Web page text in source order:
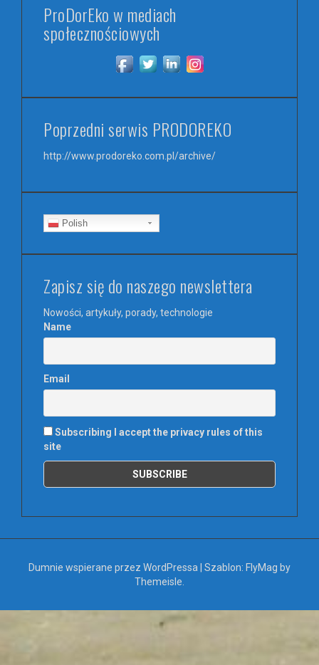
ProDorEko w mediach
społecznościowych
Poprzedni serwis PRODOREKO
http://www.prodoreko.com.pl/archive/
Polish
Zapisz się do naszego newslettera
Nowości, artykuły, porady, technologie
Name
Email
Subscribing I accept the privacy rules of this
site
Dumnie wspierane przez WordPressa Szablon: FlyMag by
Themeisle.